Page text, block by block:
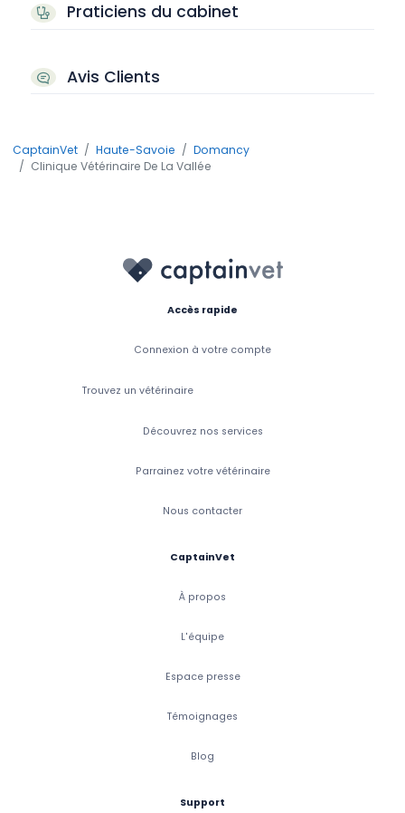
Praticiens du cabinet
Avis Clients
CaptainVet Haute-Savoie
Domancy
Clinique Vétérinaire De La Vallée
Accès rapide
Connexion à votre compte
Trouvez un vétérinaire
Découvrez nos services
Parrainez votre vétérinaire
Nous contacter
CaptainVet
À propos
L'équipe
Espace presse
Témoignages
Blog
Support